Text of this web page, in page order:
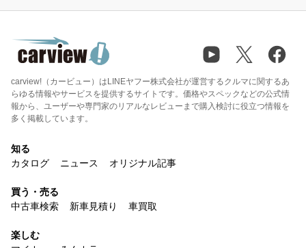
carview!（カービュー）はLINEヤフー株式会社が運営するクルマに関するあ
らゆる情報やサービスを提供するサイトです。価格やスペックなどの公式情
報から、ユーザーや専門家のリアルなレビューまで購入検討に役立つ情報を
多く掲載しています。
知る
カタログ
ニュース オリジナル記事
買う・売る
中古車検索
新車見積り 車買取
楽しむ